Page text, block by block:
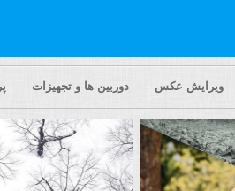
ویرایش عکس دوربین ها و تجهیزات